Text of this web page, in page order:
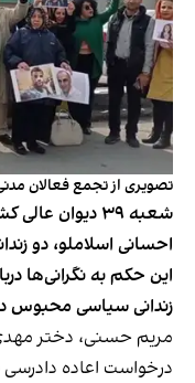
تصویری از تجمع فعالان
شعبه ۳۹ دیوان
احسانی اسلاملو، دو
این حکم به نگرانی‌ها
زندانی سیاسی محبوس
مریم حسنی، دختر
درخواست اعاده